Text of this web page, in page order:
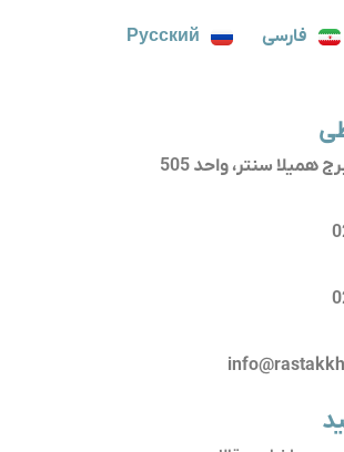
فارسی
Русский
همیلا سنتر، واحد 505